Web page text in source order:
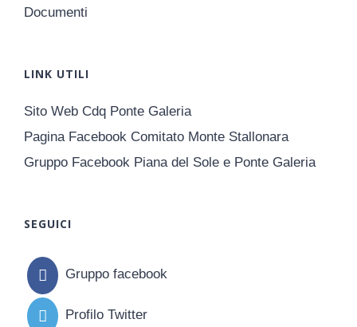
Documenti
LINK UTILI
Sito Web Cdq Ponte Galeria
Pagina Facebook Comitato Monte Stallonara
Gruppo Facebook Piana del Sole e Ponte Galeria
SEGUICI
Gruppo facebook
Profilo Twitter